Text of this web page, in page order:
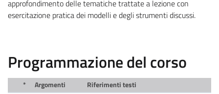
approfondimento delle tematiche trattate a lezione con
esercitazione pratica dei modelli e degli strumenti discussi.
Programmazione del corso
* Argomenti
Riferimenti testi